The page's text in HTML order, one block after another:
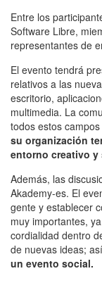
Entre los
Software Libre,
representantes de
El evento tendrá
relativos a las
escritorio,
multimedia. La
todos estos
su organización
entorno creativo
Además, las
Akademy-es. El
gente y establecer
muy importantes,
cordialidad dentro
de nuevas ideas;
un evento social.